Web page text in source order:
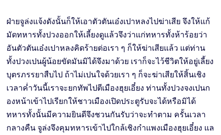
ฝ่ายจูล่งแจ้งดังนั้นก็ให้เอาตัวตันเอ๋งเปาหลงไปฆ่าเสีย จึงให้แก้
มัดทหารทั้งปวงออกให้เลี้ยงดูแล้วจึงว่าแก่ทหารทั้งห้าร้อยว่า
อันตัวตันเอ๋งเปาหลงคิดร้ายต่อเรา ๆ ก็ให้ฆ่าเสียแล้ว แต่ท่าน
ทั้งปวงเปนผู้น้อยขัดมันมิได้จึงมาด้วย เราก็จะไว้ชีวิตให้อยู่เลี้ยง
บุตรภรรยาสืบไป ถ้าไม่เปนใจด้วยเรา ๆ ก็จะฆ่าเสียให้สิ้นเชิง
เวลาคํ่าวันนี้เราจะยกทัพไปตีเมืองฮุยเอี๋ยง ท่านทั้งปวงจงเปนก
องหน้าเข้าไปเรียกให้ชาวเมืองเปิดประตูรับจะได้หรือมิได้
ทหารทั้งนั้นมีความยินดีจึงชวนกันรับว่าจะทำตาม ครั้นเวลา
กลางคืน จูล่งจึงคุมทหารเข้าไปใกล้เชิงกำแพงเมืองฮุยเอี๋ยง แล